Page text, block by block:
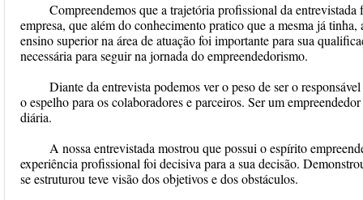
Compreendemos que a trajetória profissional da
empresa, que além do conhecimento pratico que a mesma já
ensino superior na área de atuação foi importante para sua
necessária para seguir na jornada do empreendedorismo.
Diante da entrevista podemos ver o peso de ser o
o espelho para os colaboradores e parceiros. Ser um
diária.
A nossa entrevistada mostrou que possui o espírito
experiência profissional foi decisiva para a sua decisão.
se estruturou teve visão dos objetivos e dos obstáculos.